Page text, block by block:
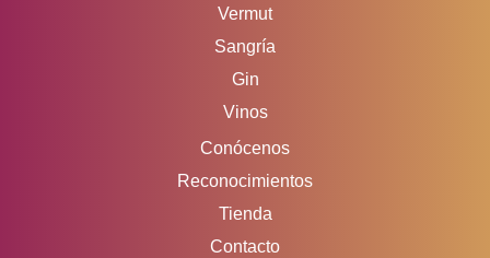
Vermut
Sangría
Gin
Vinos
Conócenos
Reconocimientos
Tienda
Contacto